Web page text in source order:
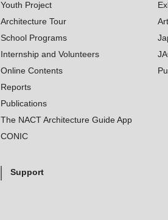
Youth Project
Architecture Tour
School Programs
Internship and Volunteers
Online Contents
Reports
Publications
The NACT Architecture Guide App
CONIC
Support